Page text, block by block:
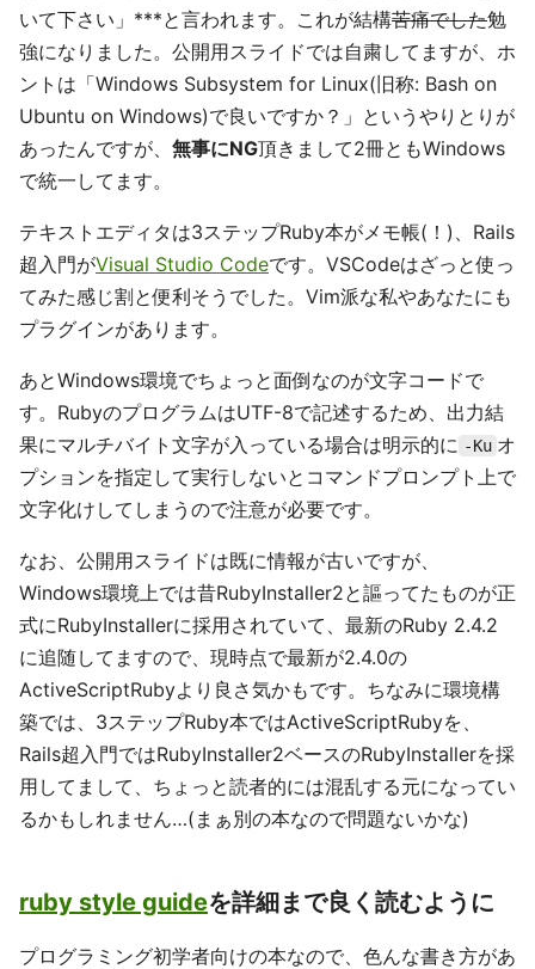
いて下さい」***と言われます。これが結構苦痛でした勉
強になりました。公開用スライドでは自粛してますが、ホ
ントは「Windows Subsystem for Linux(旧称: Bash on
Ubuntu on Windows)で良いですか？」というやりとりが
あったんですが、 無事にNG頂きまして2冊ともWindows
で統一してます。
テキストエディタは3ステップRuby本がメモ帳(！)、Rails
超入門がVisual Studio Codeです。VSCodeはざっと使っ
てみた感じ割と便利そうでした。Vim派な私やあなたにも
プラグインがあります。
あとWindows環境でちょっと面倒なのが文字コードで
す。RubyのプログラムはUTF-8で記述するため、出力結
果にマルチバイト文字が入っている場合は明示的に -Ku オ
プションを指定して実行しないとコマンドプロンプト上で
文字化けしてしまうので注意が必要です。
なお、公開用スライドは既に情報が古いですが、
Windows環境上では昔RubyInstaller2と謳ってたものが正
式にRubyInstallerに採用されていて、最新のRuby 2.4.2
に追随してますので、現時点で最新が2.4.0の
ActiveScriptRubyより良さ気かもです。ちなみに環境構
築では、3ステップRuby本ではActiveScriptRubyを、
Rails超入門ではRubyInstaller2ベースのRubyInstallerを採
用してまして、ちょっと読者的には混乱する元になってい
るかもしれません…(まぁ別の本なので問題ないかな)
ruby style guideを詳細まで良く読むように
プログラミング初学者向けの本なので、色んな書き方があ